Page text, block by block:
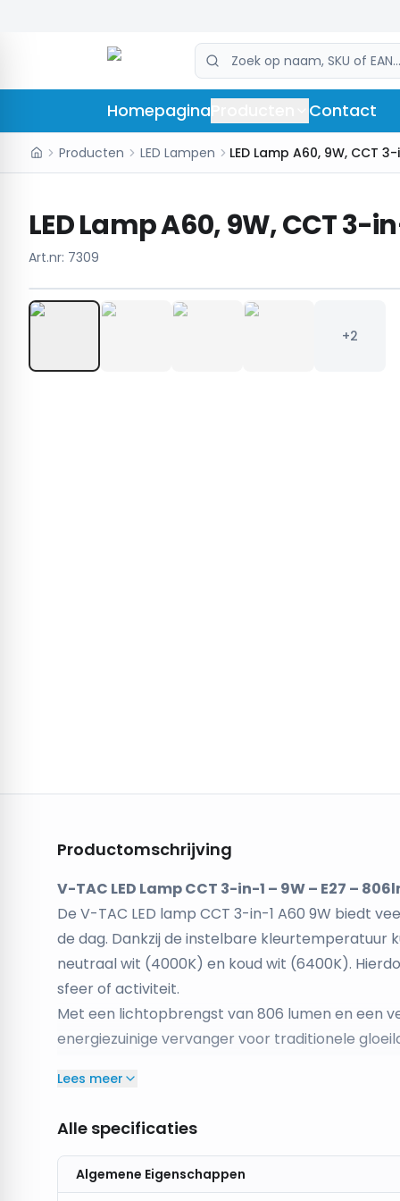
Homepagina Contact
Producten LED Lampen
LED Lamp A60, 9W, CCT 3-
Art.nr: 7309
+2
Productomschrijving
V-TAC LED Lamp CCT 3-in-1 – 9W – E27 –
De V-TAC LED lamp CCT 3-in-1 A60 9W biedt
de dag. Dankzij de instelbare kleurtemperatuur
neutraal wit (4000K) en koud wit (6400K).
sfeer of activiteit.
Met een lichtopbrengst van 806 lumen en een
energiezuinige vervanger voor traditionele
De kleurtemperatuur kan eenvoudig worden
in een praktische blisterverpakking.
Drie lichtkleuren in één lamp
Schakel eenvoudig tussen 2700K, 4000K en
Lees meer
Alle specificaties
Algemene Eigenschappen